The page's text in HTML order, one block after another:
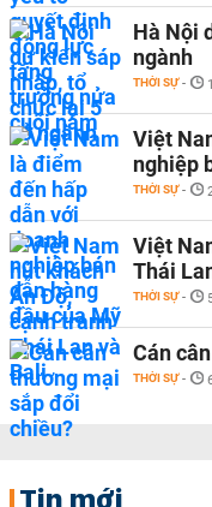
Hà Nội
ngành
THỜI SỰ -
Việt
nghiệp
THỜI SỰ -
Việt
Thái
THỜI SỰ -
Cán
THỜI SỰ -
Tin mới